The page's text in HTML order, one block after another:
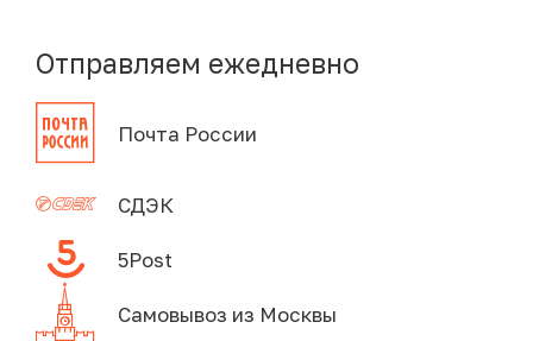
Отправляем ежедневно
Почта России
СДЭК
5Post
Самовывоз из Москвы